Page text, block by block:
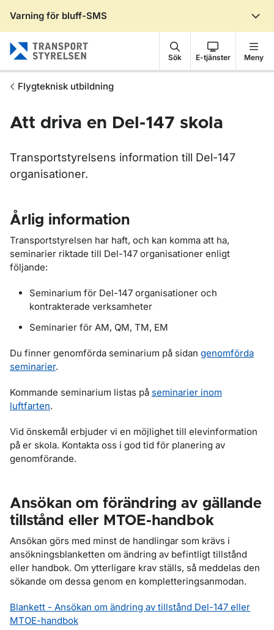
Varning för bluff-SMS
Sök E-tjänster Meny
Flygteknisk utbildning
Att driva en Del-147 skola
Transportstyrelsens information till Del-147
organisationer.
Årlig information
Transportstyrelsen har haft, och kan komma att ha,
seminarier riktade till Del-147 organisationer enligt
följande:
Seminarium för Del-147 organisationer och
kontrakterade verksamheter
Seminarier för AM, QM, TM, EM
Du finner genomförda seminarium på sidan genomförda
seminarier.
Kommande seminarium listas på seminarier inom
luftfarten.
Vid önskemål erbjuder vi en möjlighet till elevinformation
på er skola. Kontakta oss i god tid för planering av
genomförande.
Ansökan om förändring av gällande
tillstånd eller MTOE-handbok
Ansökan görs med minst de handlingar som krävs i
ansökningsblanketten om ändring av befintligt tillstånd
eller handbok. Om ytterligare krav ställs, så meddelas den
sökande om dessa genom en kompletteringsanmodan.
Blankett - Ansökan om ändring av tillstånd Del-147 eller
MTOE-handbok